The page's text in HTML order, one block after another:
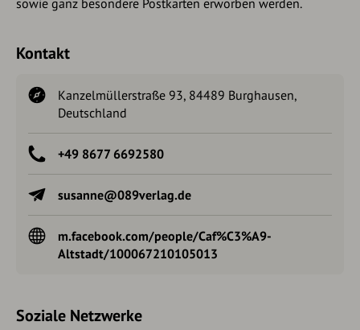
sowie ganz besondere Postkarten erworben werden.
Kontakt
Kanzelmüllerstraße 93, 84489 Burghausen,
Deutschland
+49 8677 6692580
susanne@089verlag.de
m.facebook.com/people/Caf%C3%A9-
Altstadt/100067210105013
Soziale Netzwerke